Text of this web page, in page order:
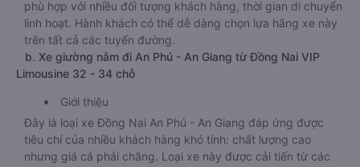
máy lạnh nước uống, gối và chăn đắp trên xe.
Ưu điểm
Ưu điểm nổi trội của loại xe này chính là giá cả phải chăng,
phù hợp với nhiều đối tượng khách hàng, thời gian di chuyển
linh hoạt. Hành khách có thể dễ dàng chọn lựa hãng xe này
trên tất cả các tuyến đường.
b. Xe giường nằm đi An Phú - An Giang từ Đồng Nai VIP
Limousine 32 - 34 chỗ
Giới thiệu